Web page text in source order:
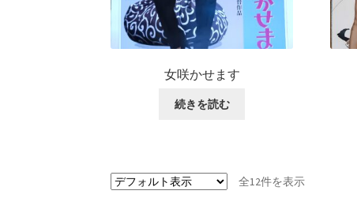
女咲かせます
続きを読む
全12件を表示